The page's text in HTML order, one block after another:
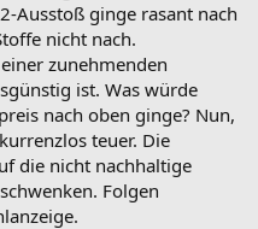
Ausstoß ginge rasant nach
nicht nach.
zunehmenden
ist. Was würde
nach oben ginge? Nun,
teuer. Die
die nicht nachhaltige
Folgen